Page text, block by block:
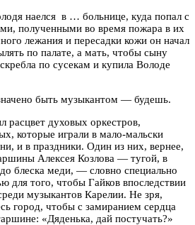
наелся в … больнице, куда попал с
полученными во время пожара в их
лежания и пересадки кожи он начал
по палате, а мать, чтобы сыну
по сусекам и купила Володе
быть музыкантом — будешь.
расцвет духовых оркестров,
которые играли в мало-мальски
и в праздники. Один из них, вернее,
Алексея Козлова — тугой, в
блеска меди, — словно специально
для того, чтобы Гайков впоследствии
музыкантов Карелии. Не зря,
город, чтобы с замиранием сердца
«Дяденька, дай постучать?»